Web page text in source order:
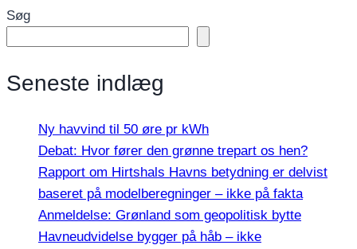
Søg
Seneste indlæg
Ny havvind til 50 øre pr kWh
Debat: Hvor fører den grønne trepart os hen?
Rapport om Hirtshals Havns betydning er delvist
baseret på modelberegninger – ikke på fakta
Anmeldelse: Grønland som geopolitisk bytte
Havneudvidelse bygger på håb – ikke